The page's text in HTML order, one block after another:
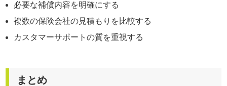
必要な補償内容を明確にする
複数の保険会社の見積もりを比較する
カスタマーサポートの質を重視する
まとめ